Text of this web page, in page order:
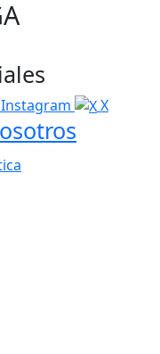
Instagram X